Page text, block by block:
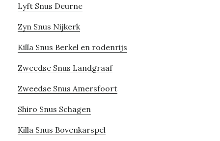
Lyft Snus Deurne
Zyn Snus Nijkerk
Killa Snus Berkel en rodenrijs
Zweedse Snus Landgraaf
Zweedse Snus Amersfoort
Shiro Snus Schagen
Killa Snus Bovenkarspel